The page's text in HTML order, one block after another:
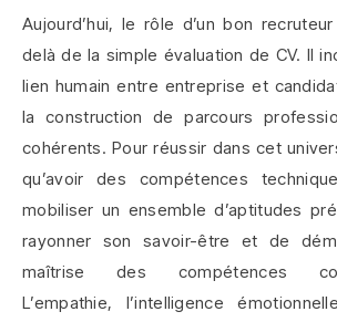
Aujourd’hui, le rôle d’un bon
delà de la simple évaluation de CV. Il
lien humain entre entreprise et
la construction de parcours
cohérents. Pour réussir dans cet
qu’avoir des compétences
mobiliser un ensemble d’aptitudes
rayonner son savoir-être et de
maîtrise des compétences
L’empathie, l’intelligence